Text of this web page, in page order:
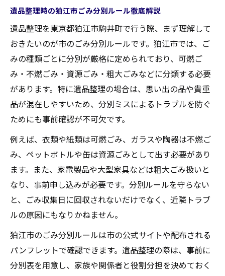
遺品整理時の狛江市ごみ分別ルール徹底解説
遺品整理を東京都狛江市駒井町で行う際、まず理解して
おきたいのが市のごみ分別ルールです。狛江市では、ご
みの種類ごとに分別が厳格に定められており、可燃ご
み・不燃ごみ・資源ごみ・粗大ごみなどに分類する必要
があります。特に遺品整理の場合は、思い出の品や貴重
品が混在しやすいため、分別ミスによるトラブルを防ぐ
ためにも事前確認が不可欠です。
例えば、衣類や紙類は可燃ごみ、ガラスや陶器は不燃ご
み、ペットボトルや缶は資源ごみとして出す必要があり
ます。また、家電製品や大型家具などは粗大ごみ扱いと
なり、事前申し込みが必要です。分別ルールを守らない
と、ごみ収集日に回収されないだけでなく、近隣トラブ
ルの原因にもなりかねません。
狛江市のごみ分別ルールは市の公式サイトや配布される
パンフレットで確認できます。遺品整理の際は、事前に
分別表を用意し、家族や関係者と役割分担を決めておく